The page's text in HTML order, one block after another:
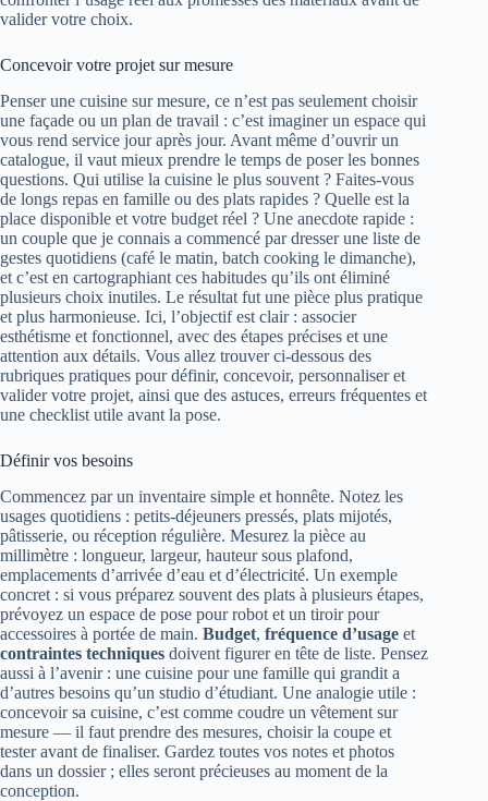
valider votre choix.
Concevoir votre projet sur mesure
Penser une cuisine sur mesure, ce n’est pas seulement choisir
une façade ou un plan de travail : c’est imaginer un espace qui
vous rend service jour après jour. Avant même d’ouvrir un
catalogue, il vaut mieux prendre le temps de poser les bonnes
questions. Qui utilise la cuisine le plus souvent ? Faites-vous
de longs repas en famille ou des plats rapides ? Quelle est la
place disponible et votre budget réel ? Une anecdote rapide :
un couple que je connais a commencé par dresser une liste de
gestes quotidiens (café le matin, batch cooking le dimanche),
et c’est en cartographiant ces habitudes qu’ils ont éliminé
plusieurs choix inutiles. Le résultat fut une pièce plus pratique
et plus harmonieuse. Ici, l’objectif est clair : associer
esthétisme et fonctionnel, avec des étapes précises et une
attention aux détails. Vous allez trouver ci-dessous des
rubriques pratiques pour définir, concevoir, personnaliser et
valider votre projet, ainsi que des astuces, erreurs fréquentes et
une checklist utile avant la pose.
Définir vos besoins
Commencez par un inventaire simple et honnête. Notez les
usages quotidiens : petits-déjeuners pressés, plats mijotés,
pâtisserie, ou réception régulière. Mesurez la pièce au
millimètre : longueur, largeur, hauteur sous plafond,
emplacements d’arrivée d’eau et d’électricité. Un exemple
concret : si vous préparez souvent des plats à plusieurs étapes,
prévoyez un espace de pose pour robot et un tiroir pour
accessoires à portée de main. Budget, fréquence d’usage et
contraintes techniques doivent figurer en tête de liste. Pensez
aussi à l’avenir : une cuisine pour une famille qui grandit a
d’autres besoins qu’un studio d’étudiant. Une analogie utile :
concevoir sa cuisine, c’est comme coudre un vêtement sur
mesure — il faut prendre des mesures, choisir la coupe et
tester avant de finaliser. Gardez toutes vos notes et photos
dans un dossier ; elles seront précieuses au moment de la
conception.